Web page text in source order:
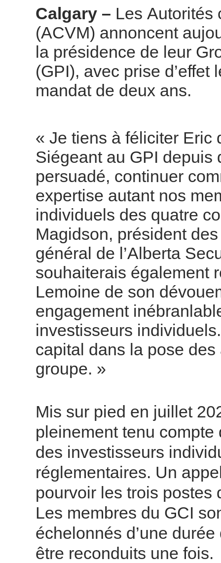
Calgary – Les Autorités
(ACVM) annoncent
la présidence de leur
(GPI), avec prise
mandat de deux ans.
« Je tiens à féliciter Eric
Siégeant au GPI depuis
persuadé, continuer
expertise autant nos
individuels des quatre
Magidson, président
général de l’Alberta
souhaiterais également
Lemoine de son
engagement
investisseurs
capital dans la pose
groupe. »
Mis sur pied en juillet
pleinement tenu
des investisseurs
réglementaires. Un
pourvoir les trois postes
Les membres du GCI
échelonnés d’une
être reconduits une fois.